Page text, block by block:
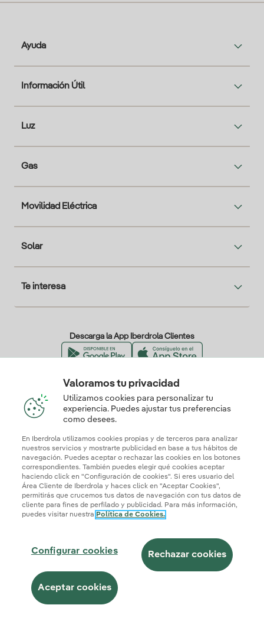
Ayuda
Información Útil
Luz
Gas
Movilidad Eléctrica
Solar
Te interesa
Descarga la App Iberdrola Clientes
Nuestros certificados de confianza
Mapa webInformación legal y Política de cookies
Seguridad de la informaciónAccesibilidad
¿Cómo ser colaborador?
Transparencia IAIberdrola.com
© 2026 Iberdrola Clientes S.A.U.
Este sitio está protegido por reCAPTCHA.
Valoramos tu privacidad
Utilizamos cookies para personalizar tu
experiencia. Puedes ajustar tus preferencias
como desees.
En Iberdrola utilizamos cookies propias y de terceros para analizar
nuestros servicios y mostrarte publicidad en base a tus hábitos de
navegación. Puedes aceptar o rechazar las cookies en los botones
correspondientes. También puedes elegir qué cookies aceptar
haciendo click en "Configuración de cookies". Si eres usuario del
Área Cliente de Iberdrola y haces click en "Aceptar Cookies",
permitirás que crucemos tus datos de navegación con tus datos de
cliente para fines de perfilado y publicidad. Para más información,
puedes visitar nuestra Política de Cookies.
Configurar cookies Rechazar cookies
Aceptar cookies